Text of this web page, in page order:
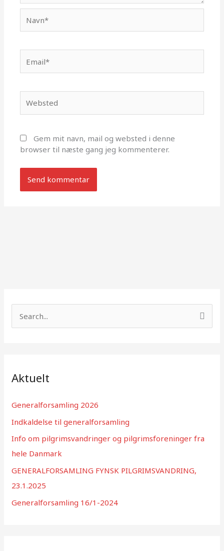
Gem mit navn, mail og websted i denne
browser til næste gang jeg kommenterer.
ø
e
Aktuelt
Generalforsamling 2026
Indkaldelse til generalforsamling
Info om pilgrimsvandringer og pilgrimsforeninger fra
hele Danmark
GENERALFORSAMLING FYNSK PILGRIMSVANDRING,
23.1.2025
Generalforsamling 16/1-2024